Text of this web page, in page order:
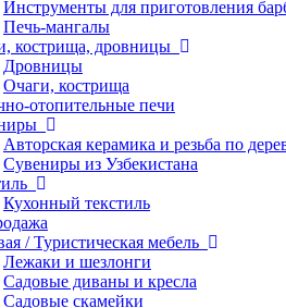
Инструменты для приготовления
Печь-мангалы
кострища, дровницы
Дровницы
Очаги, кострища
отопительные печи
Авторская керамика и резьба по
Сувениры из Узбекистана
Кухонный текстиль
/ Туристическая мебель
Лежаки и шезлонги
Садовые диваны и кресла
Садовые скамейки